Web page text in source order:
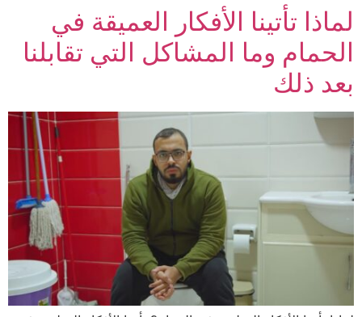
لماذا تأتينا الأفكار العميقة في
الحمام وما المشاكل التي تقابلنا
بعد ذلك